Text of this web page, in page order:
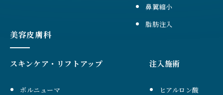
鼻翼縮小
脂肪注入
美容皮膚科
スキンケア・リフトアップ
ボルニューマ
注入施術
ヒアルロン酸